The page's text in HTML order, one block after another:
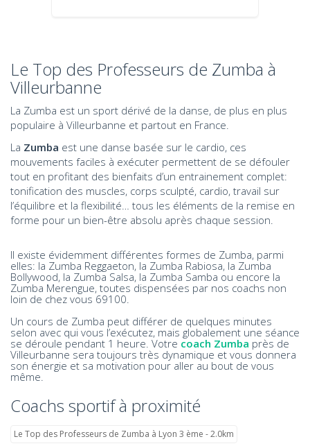
Le Top des Professeurs de Zumba à
Villeurbanne
La Zumba est un sport dérivé de la danse, de plus en plus
populaire à Villeurbanne et partout en France.
La Zumba est une danse basée sur le cardio, ces
mouvements faciles à exécuter permettent de se défouler
tout en profitant des bienfaits d’un entrainement complet:
tonification des muscles, corps sculpté, cardio, travail sur
l’équilibre et la flexibilité… tous les éléments de la remise en
forme pour un bien-être absolu après chaque session.
Il existe évidemment différentes formes de Zumba, parmi
elles: la Zumba Reggaeton, la Zumba Rabiosa, la Zumba
Bollywood, la Zumba Salsa, la Zumba Samba ou encore la
Zumba Merengue, toutes dispensées par nos coachs non
loin de chez vous 69100.
Un cours de Zumba peut différer de quelques minutes
selon avec qui vous l’exécutez, mais globalement une séance
se déroule pendant 1 heure. Votre coach Zumba près de
Villeurbanne sera toujours très dynamique et vous donnera
son énergie et sa motivation pour aller au bout de vous
même.
Coachs sportif à proximité
Le Top des Professeurs de Zumba à Lyon 3 ème - 2.0km